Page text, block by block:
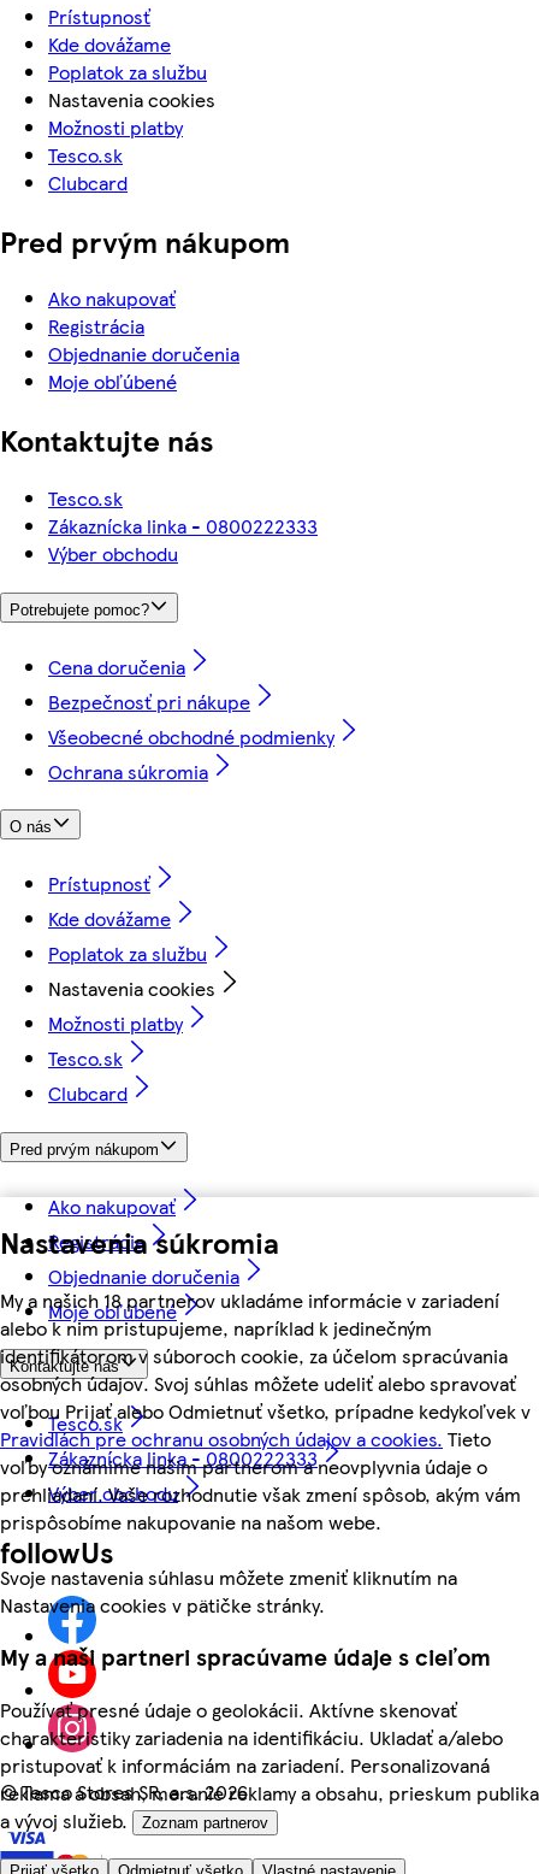
Nastavenia súkromia
My a našich 18 partnerov ukladáme informácie v zariadení
alebo k nim pristupujeme, napríklad k jedinečným
identifikátorom v súboroch cookie, za účelom spracúvania
osobných údajov. Svoj súhlas môžete udeliť alebo spravovať
voľbou Prijať alebo Odmietnuť všetko, prípadne kedykoľvek v
Pravidlách pre ochranu osobných údajov a cookies. Tieto
voľby oznámime našim partnerom a neovplyvnia údaje o
prehliadaní. Vaše rozhodnutie však zmení spôsob, akým vám
prispôsobíme nakupovanie na našom webe.
Svoje nastavenia súhlasu môžete zmeniť kliknutím na
Nastavenia cookies v pätičke stránky.
My a naši partneri spracúvame údaje s cieľom
Používať presné údaje o geolokácii. Aktívne skenovať
charakteristiky zariadenia na identifikáciu. Ukladať a/alebo
pristupovať k informáciám na zariadení. Personalizovaná
reklama a obsah, meranie reklamy a obsahu, prieskum publika
a vývoj služieb.
Zoznam partnerov
Prístupnosť
Kde dovážame
Poplatok za službu
Nastavenia cookies
Možnosti platby
Tesco.sk
Clubcard
Pred prvým nákupom
Ako nakupovať
Registrácia
Objednanie doručenia
Moje obľúbené
Kontaktujte nás
Tesco.sk
Zákaznícka linka - 0800222333
Výber obchodu
Potrebujete pomoc?
Cena doručenia
Bezpečnosť pri nákupe
Všeobecné obchodné podmienky
Ochrana súkromia
O nás
Prístupnosť
Kde dovážame
Poplatok za službu
Nastavenia cookies
Možnosti platby
Tesco.sk
Clubcard
Pred prvým nákupom
Ako nakupovať
Registrácia
Objednanie doručenia
Moje obľúbené
Kontaktujte nás
Tesco.sk
Zákaznícka linka - 0800222333
Výber obchodu
followUs
©Tesco Stores SR, a.s. 2026